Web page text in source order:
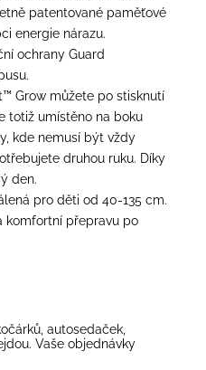
patentované paměťové
energie nárazu.
ochrany Guard
Grow můžete po stisknutí
totiž umístěno na boku
kde nemusí být vždy
druhou ruku. Díky
den.
pro děti od 40-135 cm.
komfortní přepravu po
autosedaček,
Vaše objednávky